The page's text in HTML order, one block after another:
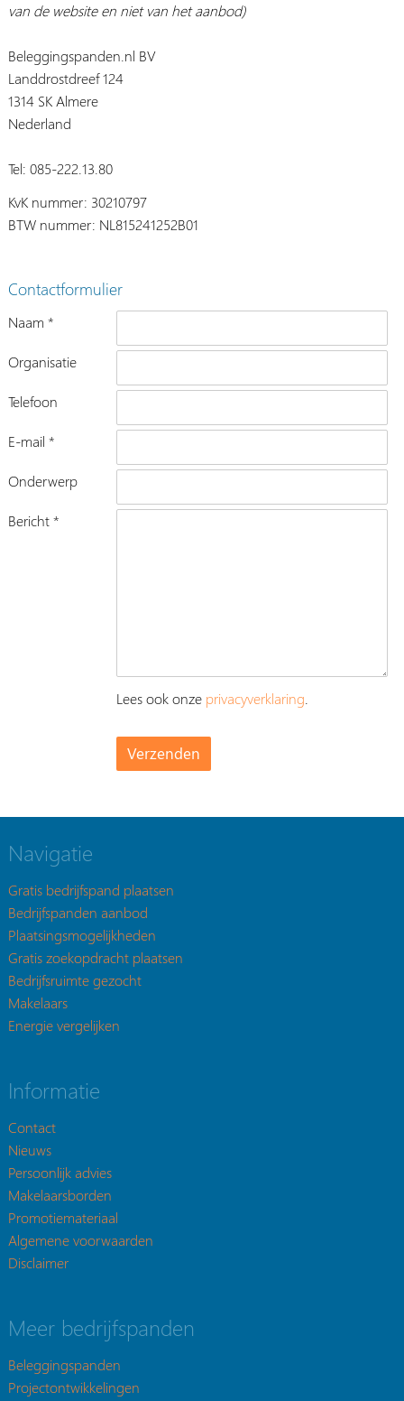
van de website en niet van het aanbod)
Beleggingspanden.nl BV
Landdrostdreef 124
1314 SK Almere
Nederland
Tel: 085-222.13.80
KvK nummer: 30210797
BTW nummer: NL815241252B01
Contactformulier
Naam *
Organisatie
Telefoon
E-mail *
Onderwerp
Bericht *
Lees ook onze privacyverklaring
Navigatie
Gratis bedrijfspand plaatsen
Bedrijfspanden aanbod
Plaatsingsmogelijkheden
Gratis zoekopdracht plaatsen
Bedrijfsruimte gezocht
Makelaars
Energie vergelijken
Informatie
Contact
Nieuws
Persoonlijk advies
Makelaarsborden
Promotiemateriaal
Algemene voorwaarden
Disclaimer
Meer bedrijfspanden
Beleggingspanden
Projectontwikkelingen